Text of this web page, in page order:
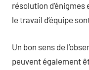
résolution
le travail d’équipe
Un bon sens de
peuvent également